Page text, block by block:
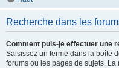
Recherche dans les
Comment puis-je effectuer une
Saisissez un terme dans la boîte
forums ou les pages de sujets.